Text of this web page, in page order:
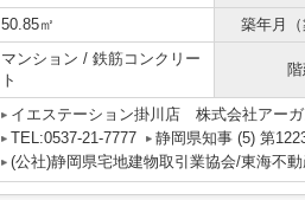
50.85㎡ 築年月（
マンション / 鉄筋コンクリー
ト
イエステーション掛川店 株式会社アーガ
TEL:0537-21-7777
静岡県知事 (5) 第
(公社)静岡県宅地建物取引業協会/東海不